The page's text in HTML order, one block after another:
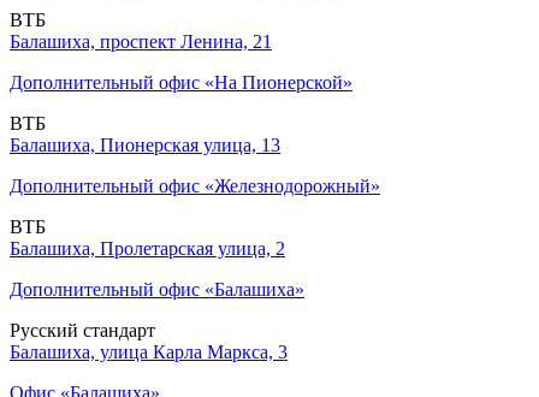
ВТБ
Балашиха, проспект Ленина, 21
Дополнительный офис «На Пионерской»
ВТБ
Балашиха, Пионерская улица, 13
Дополнительный офис «Железнодорожный»
ВТБ
Балашиха, Пролетарская улица, 2
Дополнительный офис «Балашиха»
Русский стандарт
Балашиха, улица Карла Маркса, 3